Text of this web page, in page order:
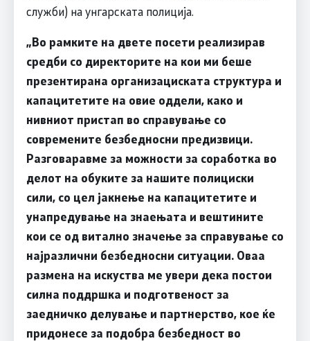
служби) на унгарската полиција.
„Во рамките на двете посети реализирав
средби со директорите на кои ми беше
презентирана организациската структура и
капацитетите на овие оддели, како и
нивниот пристап во справување со
современите безбедносни предизвици.
Разговаравме за можности за соработка во
делот на обуките за нашите полициски
сили, со цел јакнење на капацитетите и
унапредување на знаењата и вештините
кои се од витално значење за справување со
најразлични безбедносни ситуации. Оваа
размена на искуства ме увери дека постои
силна поддршка и подготвеност за
заедничко делување и партнерство, кое ќе
придонесе за подобра безбедност во